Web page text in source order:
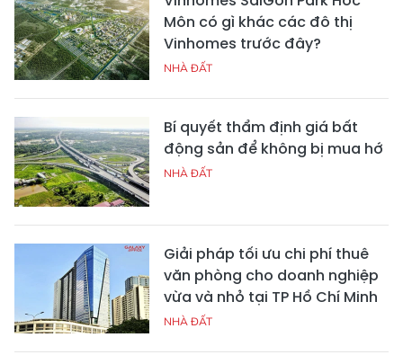
Môn có gì khác các đô thị
Vinhomes trước đây?
NHÀ ĐẤT
Bí quyết thẩm định giá bất
động sản để không bị mua hớ
NHÀ ĐẤT
Giải pháp tối ưu chi phí thuê
văn phòng cho doanh nghiệp
vừa và nhỏ tại TP Hồ Chí Minh
NHÀ ĐẤT